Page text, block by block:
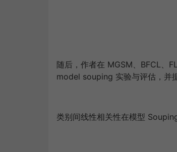
随后，作者在 MGSM、BFCL、
model souping 实验与评估，并
类别间线性相关性在模型